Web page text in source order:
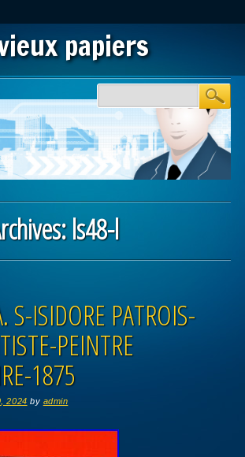
papiers
ls48-l
S-ISIDORE PATROIS-
PEINTRE
1875
2024 by admin